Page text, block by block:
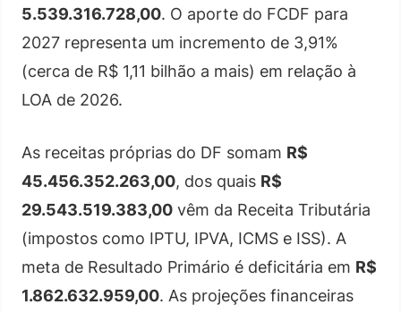
5.539.316.728,00. O aporte do FCDF para
2027 representa um incremento de 3,91%
(cerca de R$ 1,11 bilhão a mais) em relação à
LOA de 2026.
As receitas próprias do DF somam R$
45.456.352.263,00, dos quais R$
29.543.519.383,00 vêm da Receita Tributária
(impostos como IPTU, IPVA, ICMS e ISS). A
meta de Resultado Primário é deficitária em R$
1.862.632.959,00. As projeções financeiras